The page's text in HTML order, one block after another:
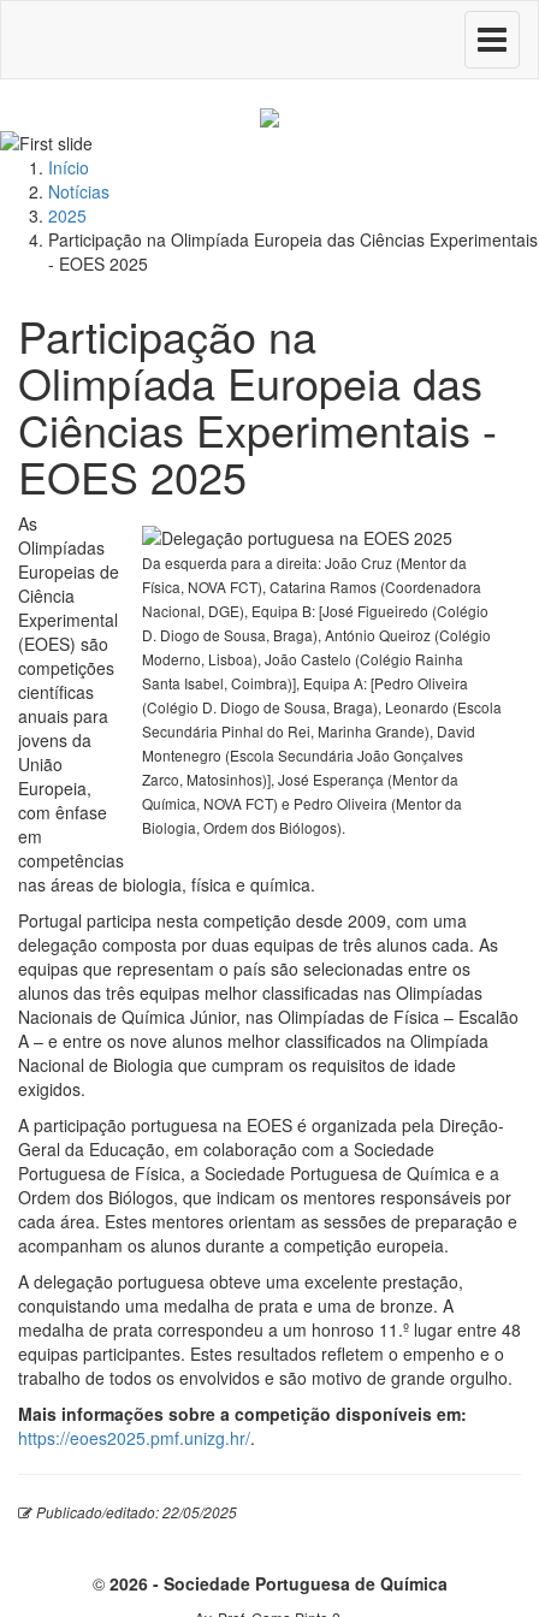
Toggle
Início
Notícias
2025
Participação na Olimpíada Europeia das Ciências Experimentais
- EOES 2025
Participação na
Olimpíada Europeia das
Ciências Experimentais -
EOES 2025
Da esquerda para a direita: João Cruz (Mentor da
Física, NOVA FCT), Catarina Ramos (Coordenadora
Nacional, DGE), Equipa B: [José Figueiredo (Colégio
D. Diogo de Sousa, Braga), António Queiroz (Colégio
Moderno, Lisboa), João Castelo (Colégio Rainha
Santa Isabel, Coimbra)], Equipa A: [Pedro Oliveira
(Colégio D. Diogo de Sousa, Braga), Leonardo (Escola
Secundária Pinhal do Rei, Marinha Grande), David
Montenegro (Escola Secundária João Gonçalves
Zarco, Matosinhos)], José Esperança (Mentor da
Química, NOVA FCT) e Pedro Oliveira (Mentor da
Biologia, Ordem dos Biólogos).
As
Olimpíadas
Europeias de
Ciência
Experimental
(EOES) são
competições
científicas
anuais para
jovens da
União
Europeia,
com ênfase
em
competências
nas áreas de biologia, física e química.
Portugal participa nesta competição desde 2009, com uma
delegação composta por duas equipas de três alunos cada. As
equipas que representam o país são selecionadas entre os
alunos das três equipas melhor classificadas nas Olimpíadas
Nacionais de Química Júnior, nas Olimpíadas de Física – Escalão
A – e entre os nove alunos melhor classificados na Olimpíada
Nacional de Biologia que cumpram os requisitos de idade
exigidos.
A participação portuguesa na EOES é organizada pela Direção-
Geral da Educação, em colaboração com a Sociedade
Portuguesa de Física, a Sociedade Portuguesa de Química e a
Ordem dos Biólogos, que indicam os mentores responsáveis por
cada área. Estes mentores orientam as sessões de preparação e
acompanham os alunos durante a competição europeia.
A delegação portuguesa obteve uma excelente prestação,
conquistando uma medalha de prata e uma de bronze. A
medalha de prata correspondeu a um honroso 11.º lugar entre 48
equipas participantes. Estes resultados refletem o empenho e o
trabalho de todos os envolvidos e são motivo de grande orgulho.
Mais informações sobre a competição disponíveis em:
https://eoes2025.pmf.unizg.hr/.
Publicado/editado: 22/05/2025
© 2026 - Sociedade Portuguesa de Química